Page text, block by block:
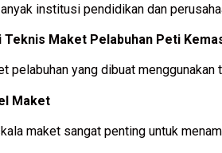
institusi pendidikan dan
Maket Pelabuhan Peti
pelabuhan yang dibuat
Maket
maket sangat penting untuk